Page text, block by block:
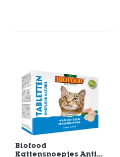
Biofood
Kattensnoepjes Anti-